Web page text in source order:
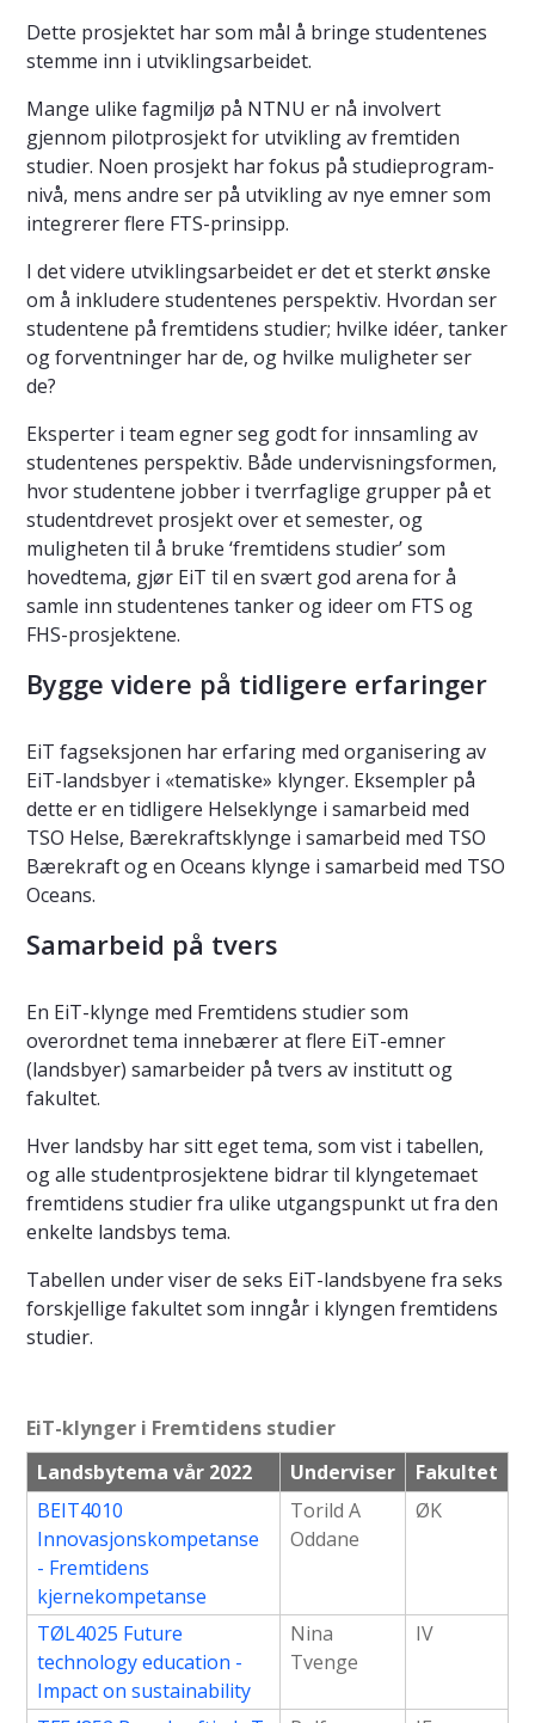
Dette prosjektet har som mål å bringe studentenes
stemme inn i utviklingsarbeidet.
Mange ulike fagmiljø på NTNU er nå involvert
gjennom pilotprosjekt for utvikling av fremtiden
studier. Noen prosjekt har fokus på studieprogram-
nivå, mens andre ser på utvikling av nye emner som
integrerer flere FTS-prinsipp.
I det videre utviklingsarbeidet er det et sterkt ønske
om å inkludere studentenes perspektiv. Hvordan ser
studentene på fremtidens studier; hvilke idéer, tanker
og forventninger har de, og hvilke muligheter ser
de?
Eksperter i team egner seg godt for innsamling av
studentenes perspektiv. Både undervisningsformen,
hvor studentene jobber i tverrfaglige grupper på et
studentdrevet prosjekt over et semester, og
muligheten til å bruke ‘fremtidens studier’ som
hovedtema, gjør EiT til en svært god arena for å
samle inn studentenes tanker og ideer om FTS og
FHS-prosjektene.
Bygge videre på tidligere erfaringer
EiT fagseksjonen har erfaring med organisering av
EiT-landsbyer i «tematiske» klynger. Eksempler på
dette er en tidligere Helseklynge i samarbeid med
TSO Helse, Bærekraftsklynge i samarbeid med TSO
Bærekraft og en Oceans klynge i samarbeid med TSO
Oceans.
Samarbeid på tvers
En EiT-klynge med Fremtidens studier som
overordnet tema innebærer at flere EiT-emner
(landsbyer) samarbeider på tvers av institutt og
fakultet.
Hver landsby har sitt eget tema, som vist i tabellen,
og alle studentprosjektene bidrar til klyngetemaet
fremtidens studier fra ulike utgangspunkt ut fra den
enkelte landsbys tema.
Tabellen under viser de seks EiT-landsbyene fra seks
forskjellige fakultet som inngår i klyngen fremtidens
studier.
EiT-klynger i Fremtidens studier
Landsbytema vår 2022
Underviser
Fakultet
BEIT4010
Innovasjonskompetanse
- Fremtidens
kjernekompetanse
Torild A
Oddane
ØK
TØL4025 Future
technology education -
Impact on sustainability
Nina
Tvenge
IV